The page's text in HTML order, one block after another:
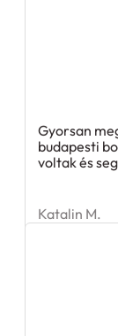
Gyorsan
budapesti
voltak és
Katalin M.